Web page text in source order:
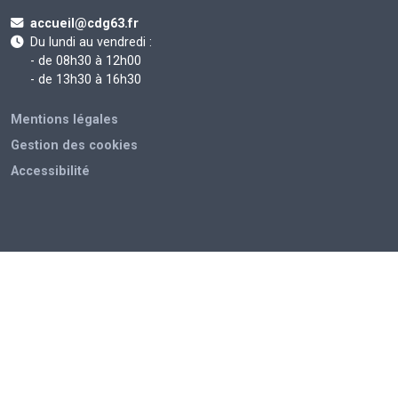
accueil@cdg63.fr
Du lundi au vendredi :
- de 08h30 à 12h00
- de 13h30 à 16h30
Mentions légales
Gestion des cookies
Accessibilité